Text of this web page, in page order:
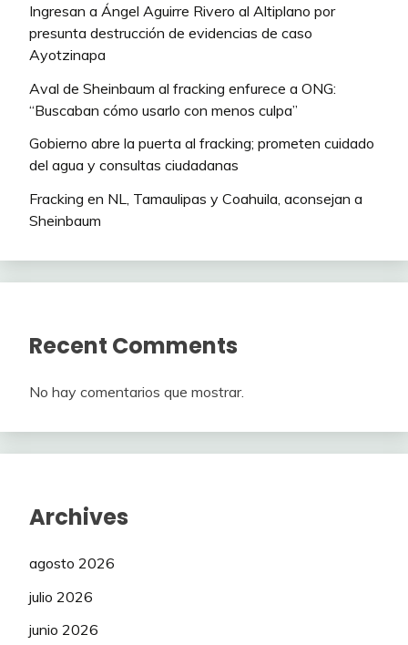
Ingresan a Ángel Aguirre Rivero al Altiplano por
presunta destrucción de evidencias de caso
Ayotzinapa
Aval de Sheinbaum al fracking enfurece a ONG:
“Buscaban cómo usarlo con menos culpa”
Gobierno abre la puerta al fracking; prometen cuidado
del agua y consultas ciudadanas
Fracking en NL, Tamaulipas y Coahuila, aconsejan a
Sheinbaum
Recent Comments
No hay comentarios que mostrar.
Archives
agosto 2026
julio 2026
junio 2026